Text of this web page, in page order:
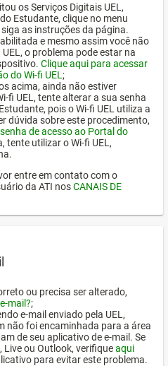
os Serviços Digitais UEL,
Estudante, clique no menu
siga as instruções da página.
e mesmo assim você não
o problema pode estar na
Clique aqui para acessar
do Wi-fi UEL ;
acima, ainda não estiver
fi UEL, tente alterar a sua senha
pois o Wi-fi UEL utiliza a
dúvida sobre este procedimento,
de acesso ao Portal do
tente utilizar o Wi-fi UEL,
entre em contato com o
da ATI nosCANAIS DE
ou precisa ser alterado,
mail?;
e-mail enviado pela UEL,
não foi encaminhada para a área
de seu aplicativo de e-mail. Se
Live ou Outlook, verifiqueaqui
para evitar este problema.